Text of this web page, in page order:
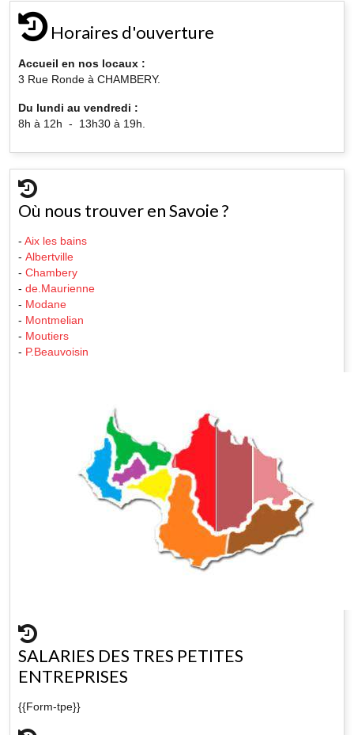
Horaires d'ouverture
Accueil en nos locaux :
3 Rue Ronde à CHAMBERY.
Du lundi au vendredi :
8h à 12h - 13h30 à 19h.
Où nous trouver en Savoie ?
- Aix les bains
- Albertville
- Chambery
- de.Maurienne
- Modane
- Montmelian
- Moutiers
- P.Beauvoisin
SALARIES DES TRES PETITES
ENTREPRISES
{{Form-tpe}}